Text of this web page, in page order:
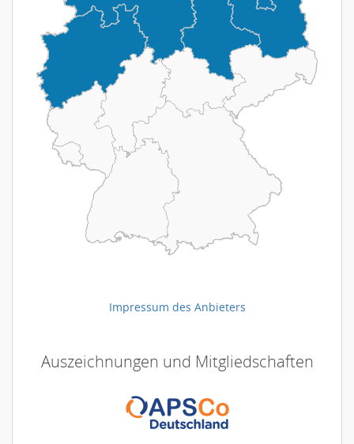
Impressum des Anbieters
Auszeichnungen und Mitgliedschaften